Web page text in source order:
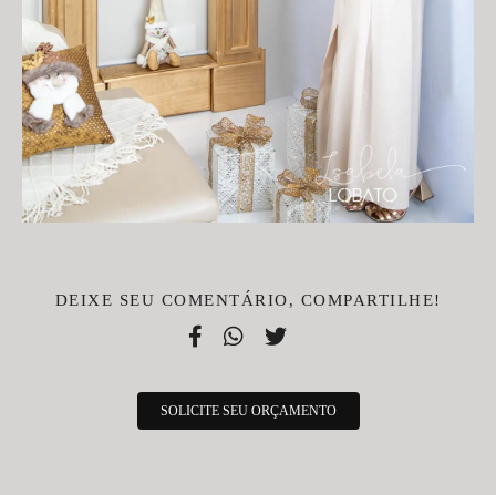
DEIXE SEU COMENTÁRIO, COMPARTILHE!
SOLICITE SEU ORÇAMENTO